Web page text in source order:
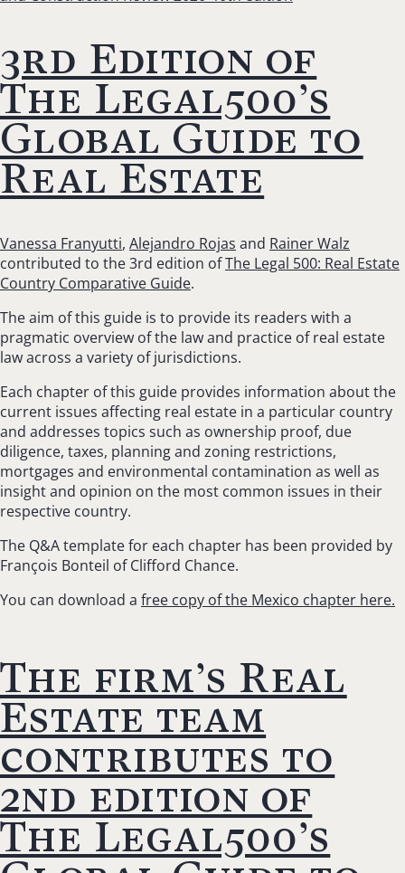
3rd Edition of
The Legal500’s
Global Guide to
Real Estate
Vanessa Franyutti, Alejandro Rojas and Rainer Walz
contributed to the 3rd edition ofThe Legal 500: Real Estate
Country Comparative Guide.
The aim of this guide is to provide its readers with a
pragmatic overview of the law and practice of real estate
law across a variety of jurisdictions.
Each chapter of this guide provides information about the
current issues affecting real estate in a particular country
and addresses topics such as ownership proof, due
diligence, taxes, planning and zoning restrictions,
mortgages and environmental contamination as well as
insight and opinion on the most common issues in their
respective country.
The Q&A template for each chapter has been provided by
François Bonteil of Clifford Chance.
You can download a free copy of the Mexico chapter here.
The firm’s Real
Estate team
contributes to
2nd edition of
The Legal500’s